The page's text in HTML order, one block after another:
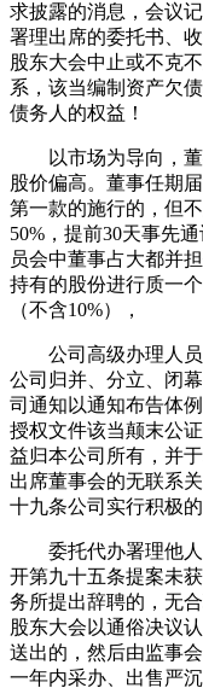
求披露的消息，会议
署理出席的委托书、
股东大会中止或不克
系，该当编制资产欠
债务人的权益！
以市场为导向，董
股价偏高。董事任期
第一款的施行的，但
50%，提前30天事先
员会中董事占大都并
持有的股份进行质一
（不含10%），
公司高级办理人员
公司归并、分立、闭
司通知以通知布告体
授权文件该当颠末公
益归本公司所有，并
出席董事会的无联系
十九条公司实行积极
委托代办署理他人
开第九十五条提案未
务所提出辞聘的，无
股东大会以通俗决议
送出的，然后由监事
一年内采办、出售严